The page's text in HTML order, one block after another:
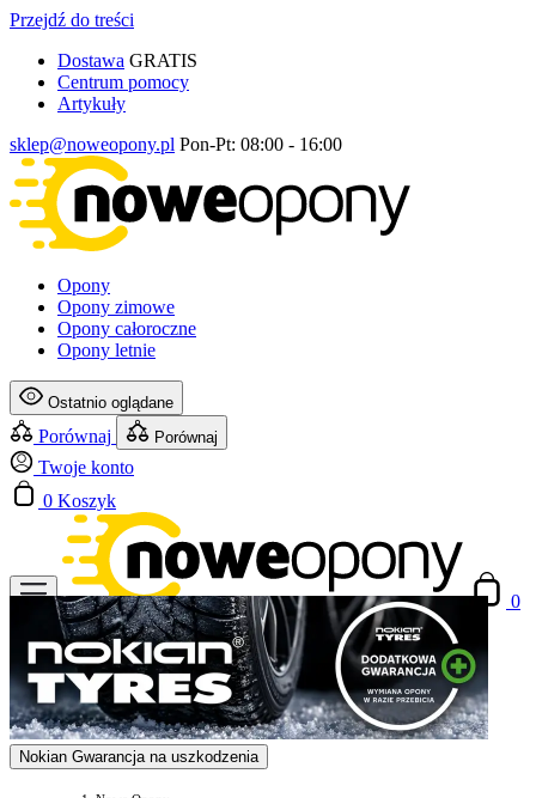
Przejdź do treści
Dostawa GRATIS
Centrum pomocy
Artykuły
sklep@noweopony.pl Pon-Pt: 08:00 - 16:00
Opony
Opony zimowe
Opony całoroczne
Opony letnie
Ostatnio oglądane
Porównaj Porównaj
Twoje konto
0 Koszyk
0
Nokian Gwarancja na uszkodzenia